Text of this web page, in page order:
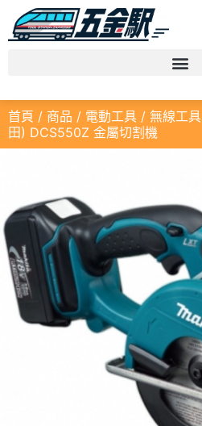
首頁 / 商品 / 電動工具 / 無線工具
田) DCS550Z 金屬切割機